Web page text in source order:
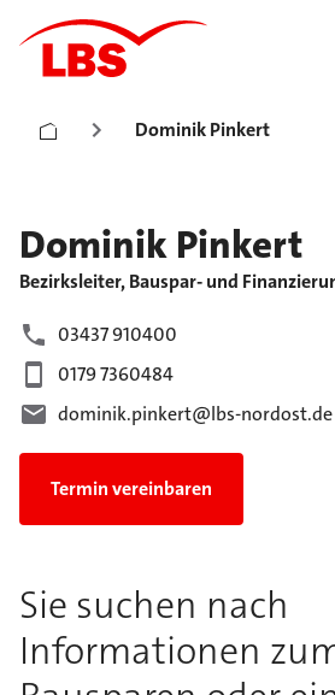
Dominik Pinkert
Dominik Pinkert
Bezirksleiter, Bauspar- und
03437 910400
0179 7360484
dominik.pinkert@lbs-nordost.de
Termin vereinbaren
Sie suchen nach
Informationen